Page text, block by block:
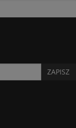
ZAPISZ